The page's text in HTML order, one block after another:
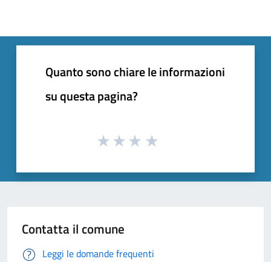
Quanto sono chiare le informazioni
su questa pagina?
Contatta il comune
Leggi le domande frequenti